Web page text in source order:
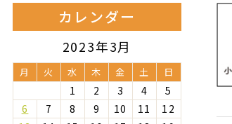
カレンダー
2023年3月
月 火 水 木 金 土 日
1 2 3 4
5
6
7 8 9 10 11
12